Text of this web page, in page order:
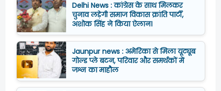
Delhi News : कांग्रेस के साथ मिलकर
चुनाव लड़ेगी समाज विकास क्रांति पार्टी,
अशोक सिंह ने किया ऐलान।
Jaunpur news : अमेरिका से मिला यूट्यूब
गोल्ड प्ले बटन, परिवार और समर्थकों में
जश्न का माहौल